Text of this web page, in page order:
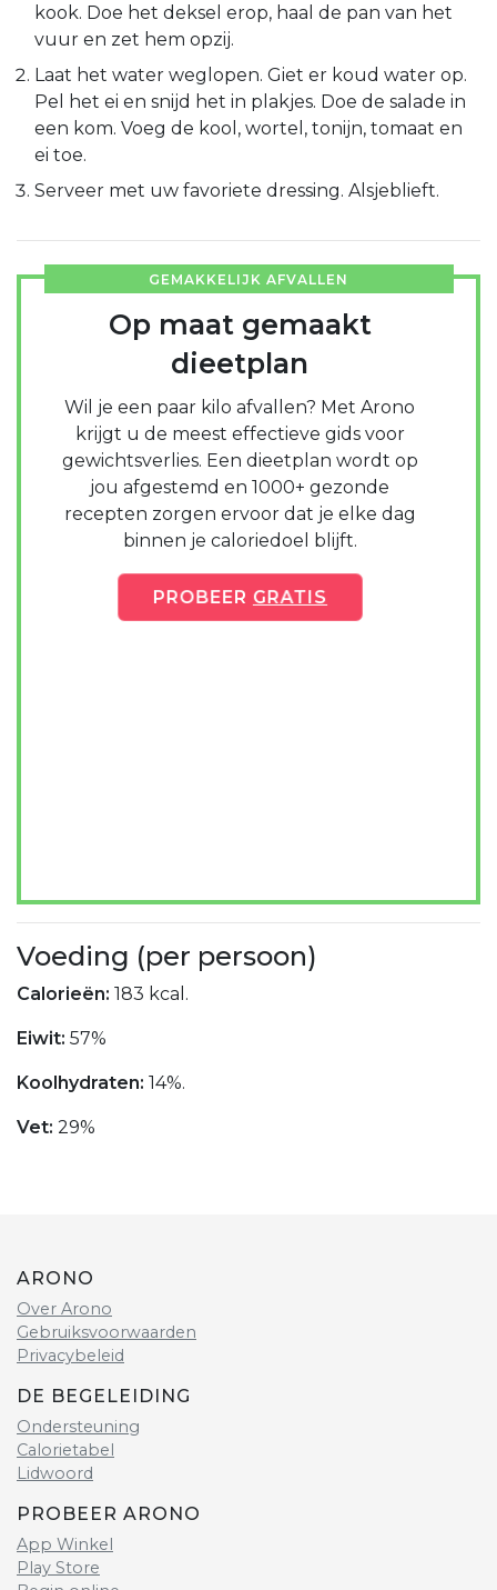
kook. Doe het deksel erop, haal de pan van het
vuur en zet hem opzij.
Laat het water weglopen. Giet er koud water op.
Pel het ei en snijd het in plakjes. Doe de salade in
een kom. Voeg de kool, wortel, tonijn, tomaat en
ei toe.
Serveer met uw favoriete dressing. Alsjeblieft.
GEMAKKELIJK AFVALLEN
Op maat gemaakt
dieetplan
Wil je een paar kilo afvallen? Met Arono
krijgt u de meest effectieve gids voor
gewichtsverlies. Een dieetplan wordt op
jou afgestemd en 1000+ gezonde
recepten zorgen ervoor dat je elke dag
binnen je caloriedoel blijft.
PROBEER GRATIS
Voeding (per persoon)
Calorieën: 183 kcal.
Eiwit: 57%
Koolhydraten: 14%.
Vet: 29%
ARONO
Over Arono
Gebruiksvoorwaarden
Privacybeleid
DE BEGELEIDING
Ondersteuning
Calorietabel
Lidwoord
PROBEER ARONO
App Winkel
Play Store